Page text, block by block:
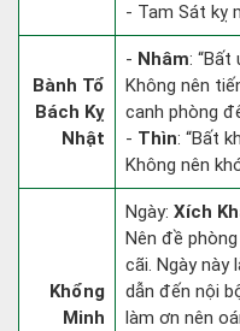
- Tam Sát kỵ
Bành Tổ
Bách Kỵ
Nhật
- Nhâm: “Bất
Không nên
canh phòng
- Thìn: “Bất
Không nên
Khổng
Minh
Ngày: Xích
Nên đề
cãi. Ngày này
dẫn đến nội
làm ơn nên